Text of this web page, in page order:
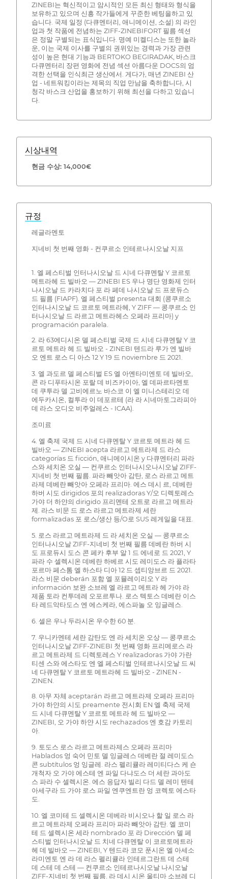
ZINEBI는 혁신적이고 암시적인 모든 최신 형태와 형식을
보유하고 있으며 신흥 작가들에게 꾸준한 베팅을하고 있
습니다. 국제 일정 (다큐멘터리, 애니메이션, 소설) 의 라인
업과 첫 작품에 전념하는 ZIFF-ZINEBIFORT 필름 섹션
은 정말 구별되는 표식입니다. 명예 미켈디스는 또한 놀라
운, 이는 국제 이사를 구별의 권위있는 경력과 가장 관련
성이 높은 현대 기능과 BERTOKO BEGIRADAK, 바스크
다큐멘터리 장편 영화에 전념 섹션 아름다운 DOCS의 엄
격한 선택을 인식최근 생산에서. 게다가, 매년 ZINEBI 산
업 - 네트워킹이라는 제목의 직업 만남을 축하합니다, 시
청각 바스크 산업을 홍보하기 위해 최선을 다하고 있습니
다.
시상내역
현금 수상: 14,000€
규정
레글라멘토
지네비 첫 번째 영화 - 컨쿠르소 인테르나시오날 지프
1. 엘 페스티벌 인터나시오날 드 시네 다큐멘탈 Y 코르토
메트라헤 드 빌바오 — ZINEBI ES 우나 명단 영화제 인터
나시오날 드 카라치다 포 라 페데 나시오날 드 프로듀스
드 필름 (FIAPF). 엘 페스티벌 presenta 대회 (콩쿠르소
인터나시오날 드 코르토 메트라헤, Y ZIFF — 콩쿠르소 인
터나시오날 드 라르고 메트라헤스 오페라 프리마) y
programación paralela.
2. 라 63에디시온 델 페스티벌 국제 드 시네 다큐멘탈 Y 코
르토 메트라 헤 드 빌바오 - ZINEBI 텐드라 루가 엔 빌바
오 엔트 로스 디 아스 12 Y 19 드 noviembre 드 2021.
3. 엘 과도르 델 페스티벌 ES 엘 아옌타미엔토 데 빌바오,
콘 라 디푸타시온 포랄 데 비즈카이아, 엘 데파르타멘토
데 쿠투라 델 고비에르노 바스코 이 엘 미니스테리오 데
에두카시온, 컬투라 이 데포르테 (라 라 시네마토그라피아
데 라스 오디오 비주얼레스 - ICAA).
조미료
4. 엘 축제 국제 드 시네 다큐멘탈 Y 코르토 메트라 헤 드
빌바오 — ZINEBI acepta 라르고 메트라제 드 라스
categorías 드 ficción, 애니메이시온 y 다큐멘터리 파라
스와 세치온 오실 — 컨쿠르소 인터나시오나시오날 ZIFF-
지네비 첫 번째 필름. 파라 빼앗아 감탄, 로스 라르고 메트
라제 데베란 빼앗아 오페라 프리마. 에스 데시 르, 데베란
하버 시도 dirigidos 포의 realizadoras Y/오 디렉토레스
가야 더 하얀의 dirigido 프리멘테 오트로 라르고 메트라
제. 라스 비문 드 로스 라르고 메트라제 세란
formalizadas 포 로스/생산 등/O로 SUS 레게일을 대표.
5. 로스 라르고 메트라제 드 라 세치온 오실 — 콩쿠르소
인터나시오날 ZIFF-지네비 첫 번째 필름 데베란 하버 시
도 프로듀시 도스 콘 페카 후부 알 1 드 에네로 드 2021, Y
파라 수 셀렉시온 데베란 하베르 시도 레미도스 라 플라타
포르마 페스톰 엘 하스타 디아 12 드 셉티앙브르 드 2021.
라스 비문 deberán 포함 엘 포뮬레이리오 Y 라
información 보완 소브레 엘 라르고 메트라 헤 가야 라
제품 토라 컨투데레 오포르투나. 로스 텍토스 데베란 이스
타 레드악타도스 엔 에스케라, 에스파놀 오 잉글레스.
6. 셀은 우나 두라시온 우수한 60 분.
7. 우니카멘테 세란 감탄도 엔 라 세치온 오상 — 콩쿠르소
인터나시오날 ZIFF-ZINEBI 첫 번째 영화 프리메로스 라
르고 메트라제 드 디렉토레스 Y realizadoras 가야 가란
티센 스와 에스타도 엔 엘 페스티벌 인테르나시오날 드 씨
네 다큐멘탈 Y 코르토 메트라헤 드 빌바오 - ZINEN -
ZINEN.
8. 아무 자체 aceptarán 라르고 메트라제 오페라 프리마
가야 하얀의 시도 preamente 전시회 EN 엘 축제 국제
드 시네 다큐멘탈 Y 코르토 메트라 헤 드 빌바오 —
ZINEBI, 오 가야 하얀 시도 rechazados 엔 호감 카토리
아.
9. 토도스 로스 라르고 메트라제스 오페라 프리마
Hablados 엉 숙어 민토 델 잉글레스 데베란 절 레미도스
콘 subtítulos 엉 잉글레. 라스 펠리큘라 레미티다스 케 숀
개척자 오 가야 에스테 엔 파일 다냐도스 더 세란 과아도
스 파라 수 셀렉시온. 에스 응답자 빌리 다드 델 레미 텐테
아세구라 드 가야 로스 파일 엔쿠엔트란 엉 코렉토 에스타
도.
10. 엘 코미테 드 셀렉시온 데베라 비시오나 할 일 로스 라
르고 메트라제 오페라 프리마 파라 빼앗아 감탄. 엘 코미
테 드 셀렉시온 세라 nombrado 포 라 Dirección 델 페
스티벌 인터나시오날 드 치네 다큐멘탈 이 코르토메트라
헤 데 빌바오 — ZINEBI, Y 텐드라 코모 푼시온 엘 아세소
라미엔토 엔 라 데 라스 펠리큘라 인테르그란트 데 스테
데 스테 데 스테 — 컨쿠르소 인테르나시오날 나시오날
ZIFF-지네비 첫 번째 필름. 라 데시 시온 울티마 소브레 디